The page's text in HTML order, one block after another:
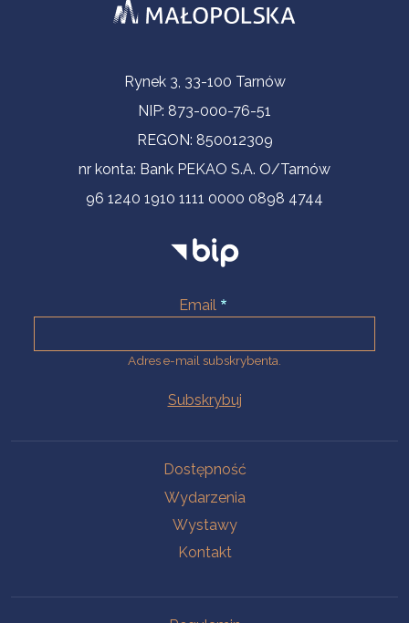
Informacje kontaktoweRynek 3, 33-100 Tarnów
NIP: 873-000-76-51
REGON: 850012309
nr konta: Bank PEKAO S.A. O/Tarnów
96 1240 1910 1111 0000 0898 4744
Email
Adres e-mail subskrybenta.
Dostępność
Wydarzenia
Wystawy
Kontakt